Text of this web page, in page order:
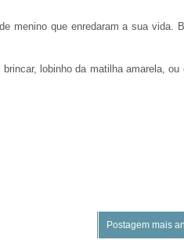
menino que enredaram a sua vida.
lobinho da matilha amarela, ou
Postagem mais